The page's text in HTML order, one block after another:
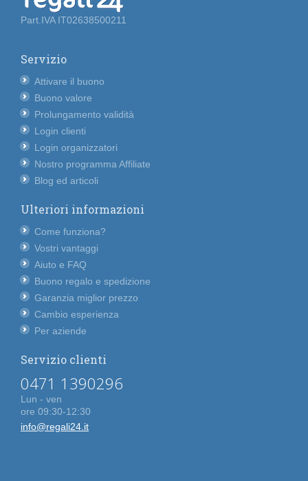
Part.IVA IT02638500211
Servizio
Attivare il buono
Buono valore
Prolungamento validità
Login clienti
Login organizzatori
Nostro programma Affiliate
Blog ed articoli
Ulteriori informazioni
Come funziona?
Vostri vantaggi
Aiuto e FAQ
Buono regalo e spedizione
Garanzia miglior prezzo
Cambio esperienza
Per aziende
Servizio clienti
0471 1390296
Lun - ven
ore 09:30-12:30
info@regali24.it